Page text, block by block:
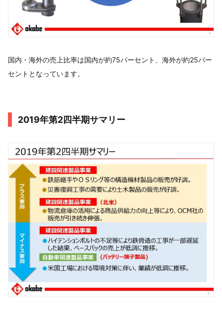
国内・海外の売上比率は国内が約75パーセント、海外が約25パー
セントとなっています。
2019年第2四半期サマリー